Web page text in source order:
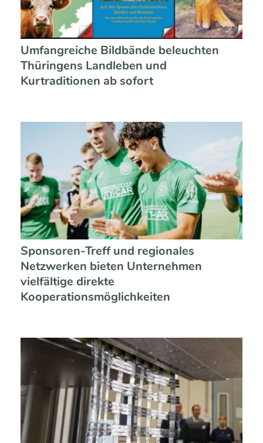
Umfangreiche Bildbände beleuchten
Thüringens Landleben und
Kurtraditionen ab sofort
Sponsoren-Treff und regionales
Netzwerken bieten Unternehmen
vielfältige direkte
Kooperationsmöglichkeiten